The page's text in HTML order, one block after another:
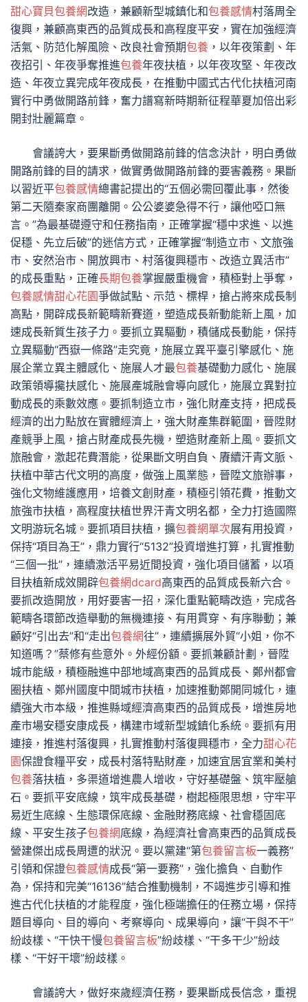
甜心寶貝包養網改造，兼顧新型城鎮化和包養感情村落周全
復興，兼顧高東西的品質成長和高程度平安，實在加強經濟
活氣、防范化解風險、改良社會預期包養 ，以年夜策劃、年
夜招引、年夜爭奪推進包養年夜扶植，以年夜攻堅、年夜改
造、年夜立異完成年夜成長，在推動中國式古代化扶植河南
實行中勇做開路前鋒，奮力譜寫新時期新征程華夏加倍出彩
開封壯麗篇章。
會議誇大，要果斷勇做開路前鋒的信念決計，明白勇做
開路前鋒的目的請求，做實勇做開路前鋒的要害義務。果斷
以習近平包養感情總書記提出的“五個必需回覆此事，然後
第二天隨秦家商團離開。公公婆婆急得不行，讓他啞口無
言。”為最基礎遵守和任務指南，正確掌握“穩中求進、以進
促穩、先立后破”的迷信方式，正確掌握“制造立市、文旅強
市、安然治市、開放興市、村落復興穩市、改造立異活市”
的成長重點，正確長期包養掌握嚴重機會，積極對上爭奪，
包養感情甜心花園爭做試點、示范、標桿，搶占將來成長制
高點，開辟成長新範疇新賽道，塑造成長新動能新上風，加
速成長新質生孩子力。要抓立異驅動，積儲成長動能，保持
立異驅動“西嶽一條路”走究竟，施展立異平臺引擎感化、施
展企業立異主體感化、施展人才最包養基礎動力感化、施展
政策領導攙扶感化、施展產城融會導向感化，施展立異對拉
動成長的乘數效應。要抓制造立市，強化財產支持，把成長
經濟的出力點放在實體經濟上，強大財產集群範圍，晉陞財
產競爭上風，搶占財產成長先機，塑造財產新上風。要抓文
旅融會，激起花費潛能，從果斷文明自負、賡續汗青文脈、
扶植中華古代文明的高度，做強上風業態，晉陞文旅辦事，
強化文物維護應用，培養文創財產，積極引領花費，推動文
旅強市扶植，高程度扶植世界汗青文明名都，全力打造國際
文明游玩名城。要抓項目扶植，擴包養網單次展有用投資，
保持“項目為王”，鼎力實行“5132”投資增進打算，扎實推動
“三個一批”，連續激活平易近間投資，強化項目儲蓄，以項
目扶植新成效開辟包養網dcard高東西的品質成長新六合。
要抓改造開放，用好要害一招，深化重點範疇改造，完成各
範疇各環節改造舉動的無機連接、有用貫穿、有序聯動；兼
顧好“引出去”和“走出包養網往”，連續擴展外貿“小姐，你不
知道嗎？”蔡修有些意外。外經份額。要抓兼顧計劃，晉陞
城市能級，積極融進中部地域高東西的品質成長、鄭州都會
圈扶植、鄭州國度中間城市扶植，加速推動鄭開同城化，連
續強大市本級，推進縣域經濟高東西的品質成長，增進房地
產市場安穩安康成長，構建市域新型城鎮化系統。要抓有用
連接，推進村落復興，扎實推動村落復興穩市，全力甜心花
園保證食糧平安，成長村落特點財產，加速宜居宜業和美村
包養落扶植，多渠道增進農人增收，守好基礎盤、筑牢壓艙
石。要抓平安底線，筑牢成長基礎，樹起極限思想，守牢平
易近生底線、生態環保底線、金融財務底線、社會穩固底
線、平安生孩子包養網底線，為經濟社會高東西的品質成長
營建傑出成長周遭的狀況。要以黨建“第包養留言板一義務”
引領和保證包養感情成長“第一要務”，強化擔負、自動作
為，保持和完美“16136”結合推動機制，不竭進步引導和推
進古代化扶植的才能程度，強化極端擔任的任務立場，保持
題目導向、目的導向、考察導向、成果導向，讓“干與不干”
紛歧樣、“干快干慢包養留言板”紛歧樣、“干多干少”紛歧
樣、“干好干壞”紛歧樣。
會議誇大，做好來歲經濟任務，要果斷成長信念，重視